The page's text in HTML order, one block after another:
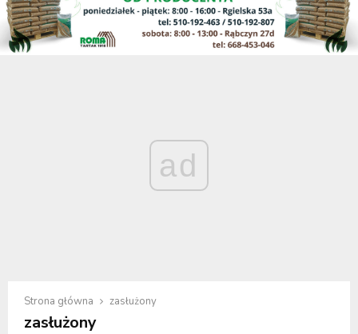
ad
Strona główna zasłużony
zasłużony